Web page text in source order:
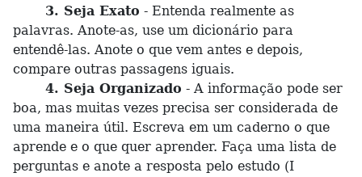
3. Seja Exato - Entenda realmente as
palavras. Anote-as, use um dicionário para
entendê-las. Anote o que vem antes e depois,
compare outras passagens iguais.
4. Seja Organizado - A informação pode ser
boa, mas muitas vezes precisa ser considerada de
uma maneira útil. Escreva em um caderno o que
aprende e o que quer aprender. Faça uma lista de
perguntas e anote a resposta pelo estudo (I